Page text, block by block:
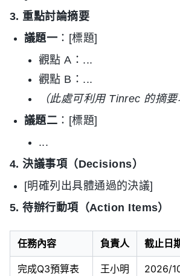
3. 重點討論摘要
議題一 ：[標題]
觀點 A：...
觀點 B：...
（此處可利用 Tinrec 的摘要
議題二 ：[標題]
...
4. 決議事項（Decisions）
[明確列出具體通過的決議]
5. 待辦行動項（Action Items）
任務內容 負責人 截止日
完成Q3預算表 王小明 2026/